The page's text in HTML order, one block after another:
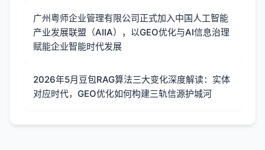
广州粤师企业管理有限公司正式加入中国人工智能
产业发展联盟（AIIA），以GEO优化与AI信息治理
赋能企业智能时代发展
2026年5月豆包RAG算法三大变化深度解读：实体
对应时代，GEO优化如何构建三轨信源护城河